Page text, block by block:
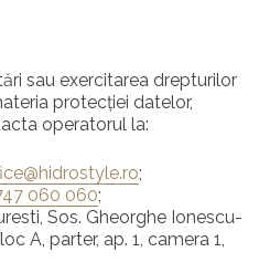
sau exercitarea drepturilor
protecției datelor,
operatorul la:
;
060 060;
Sos. Gheorghe Ionescu-
A, parter, ap. 1, camera 1,